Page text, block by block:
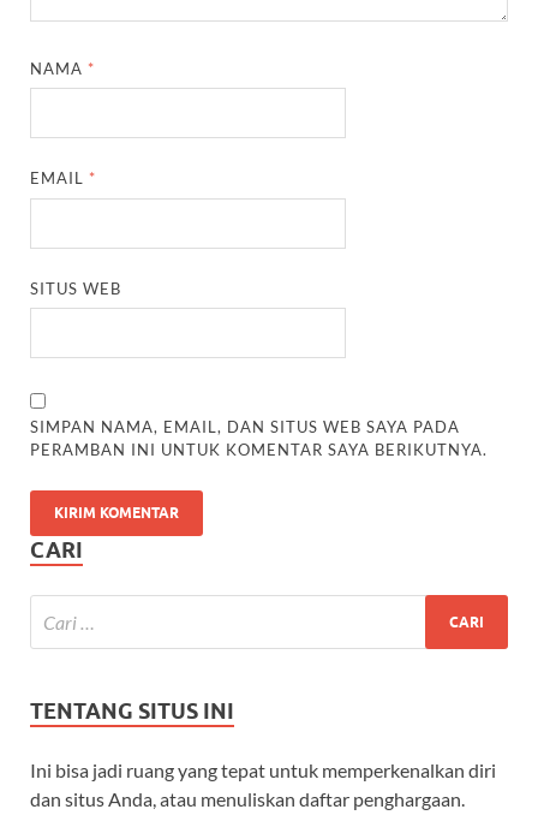
NAMA *
EMAIL *
SITUS WEB
SIMPAN NAMA, EMAIL, DAN SITUS WEB SAYA PADA
PERAMBAN INI UNTUK KOMENTAR SAYA BERIKUTNYA.
CARI
TENTANG SITUS INI
Ini bisa jadi ruang yang tepat untuk memperkenalkan diri
dan situs Anda, atau menuliskan daftar penghargaan.